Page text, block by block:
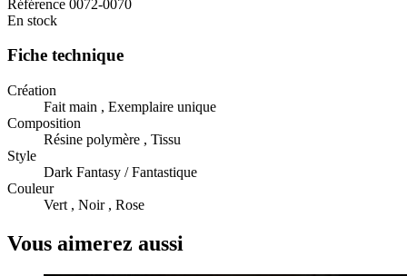
Référence 0072-0070
En stock
Fiche technique
Création
Fait main , Exemplaire unique
Composition
Résine polymère , Tissu
Style
Dark Fantasy / Fantastique
Couleur
Vert , Noir , Rose
Vous aimerez aussi